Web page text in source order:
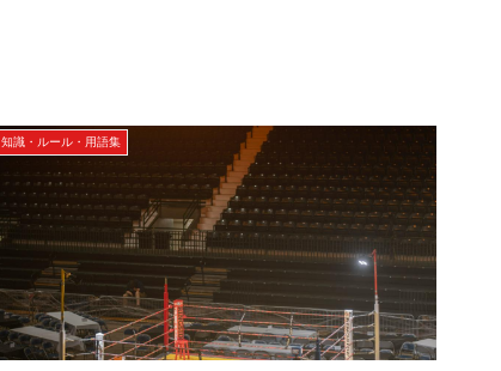
知識・ルール・用語集